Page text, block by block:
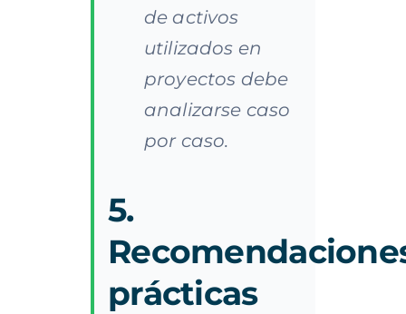
de activos
utilizados en
proyectos debe
analizarse caso
por caso.
5.
prácticas